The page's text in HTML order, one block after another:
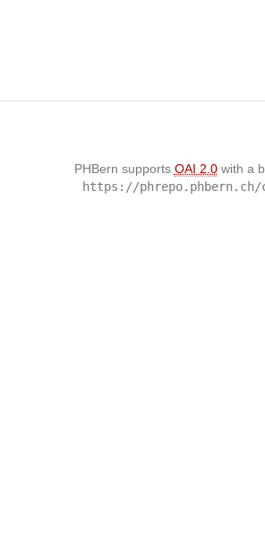
PHBern supports OAI 2.0with a
https://